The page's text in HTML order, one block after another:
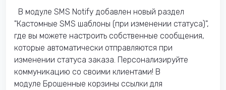
В модуле SMS Notify добавлен новый раздел
"Кастомные SMS шаблоны (при изменении статуса)",
где вы можете настроить собственные сообщения,
которые автоматически отправляются при
изменении статуса заказа. Персонализируйте
коммуникацию со своими клиентами! В
модуле Брошенные корзины ссылки для